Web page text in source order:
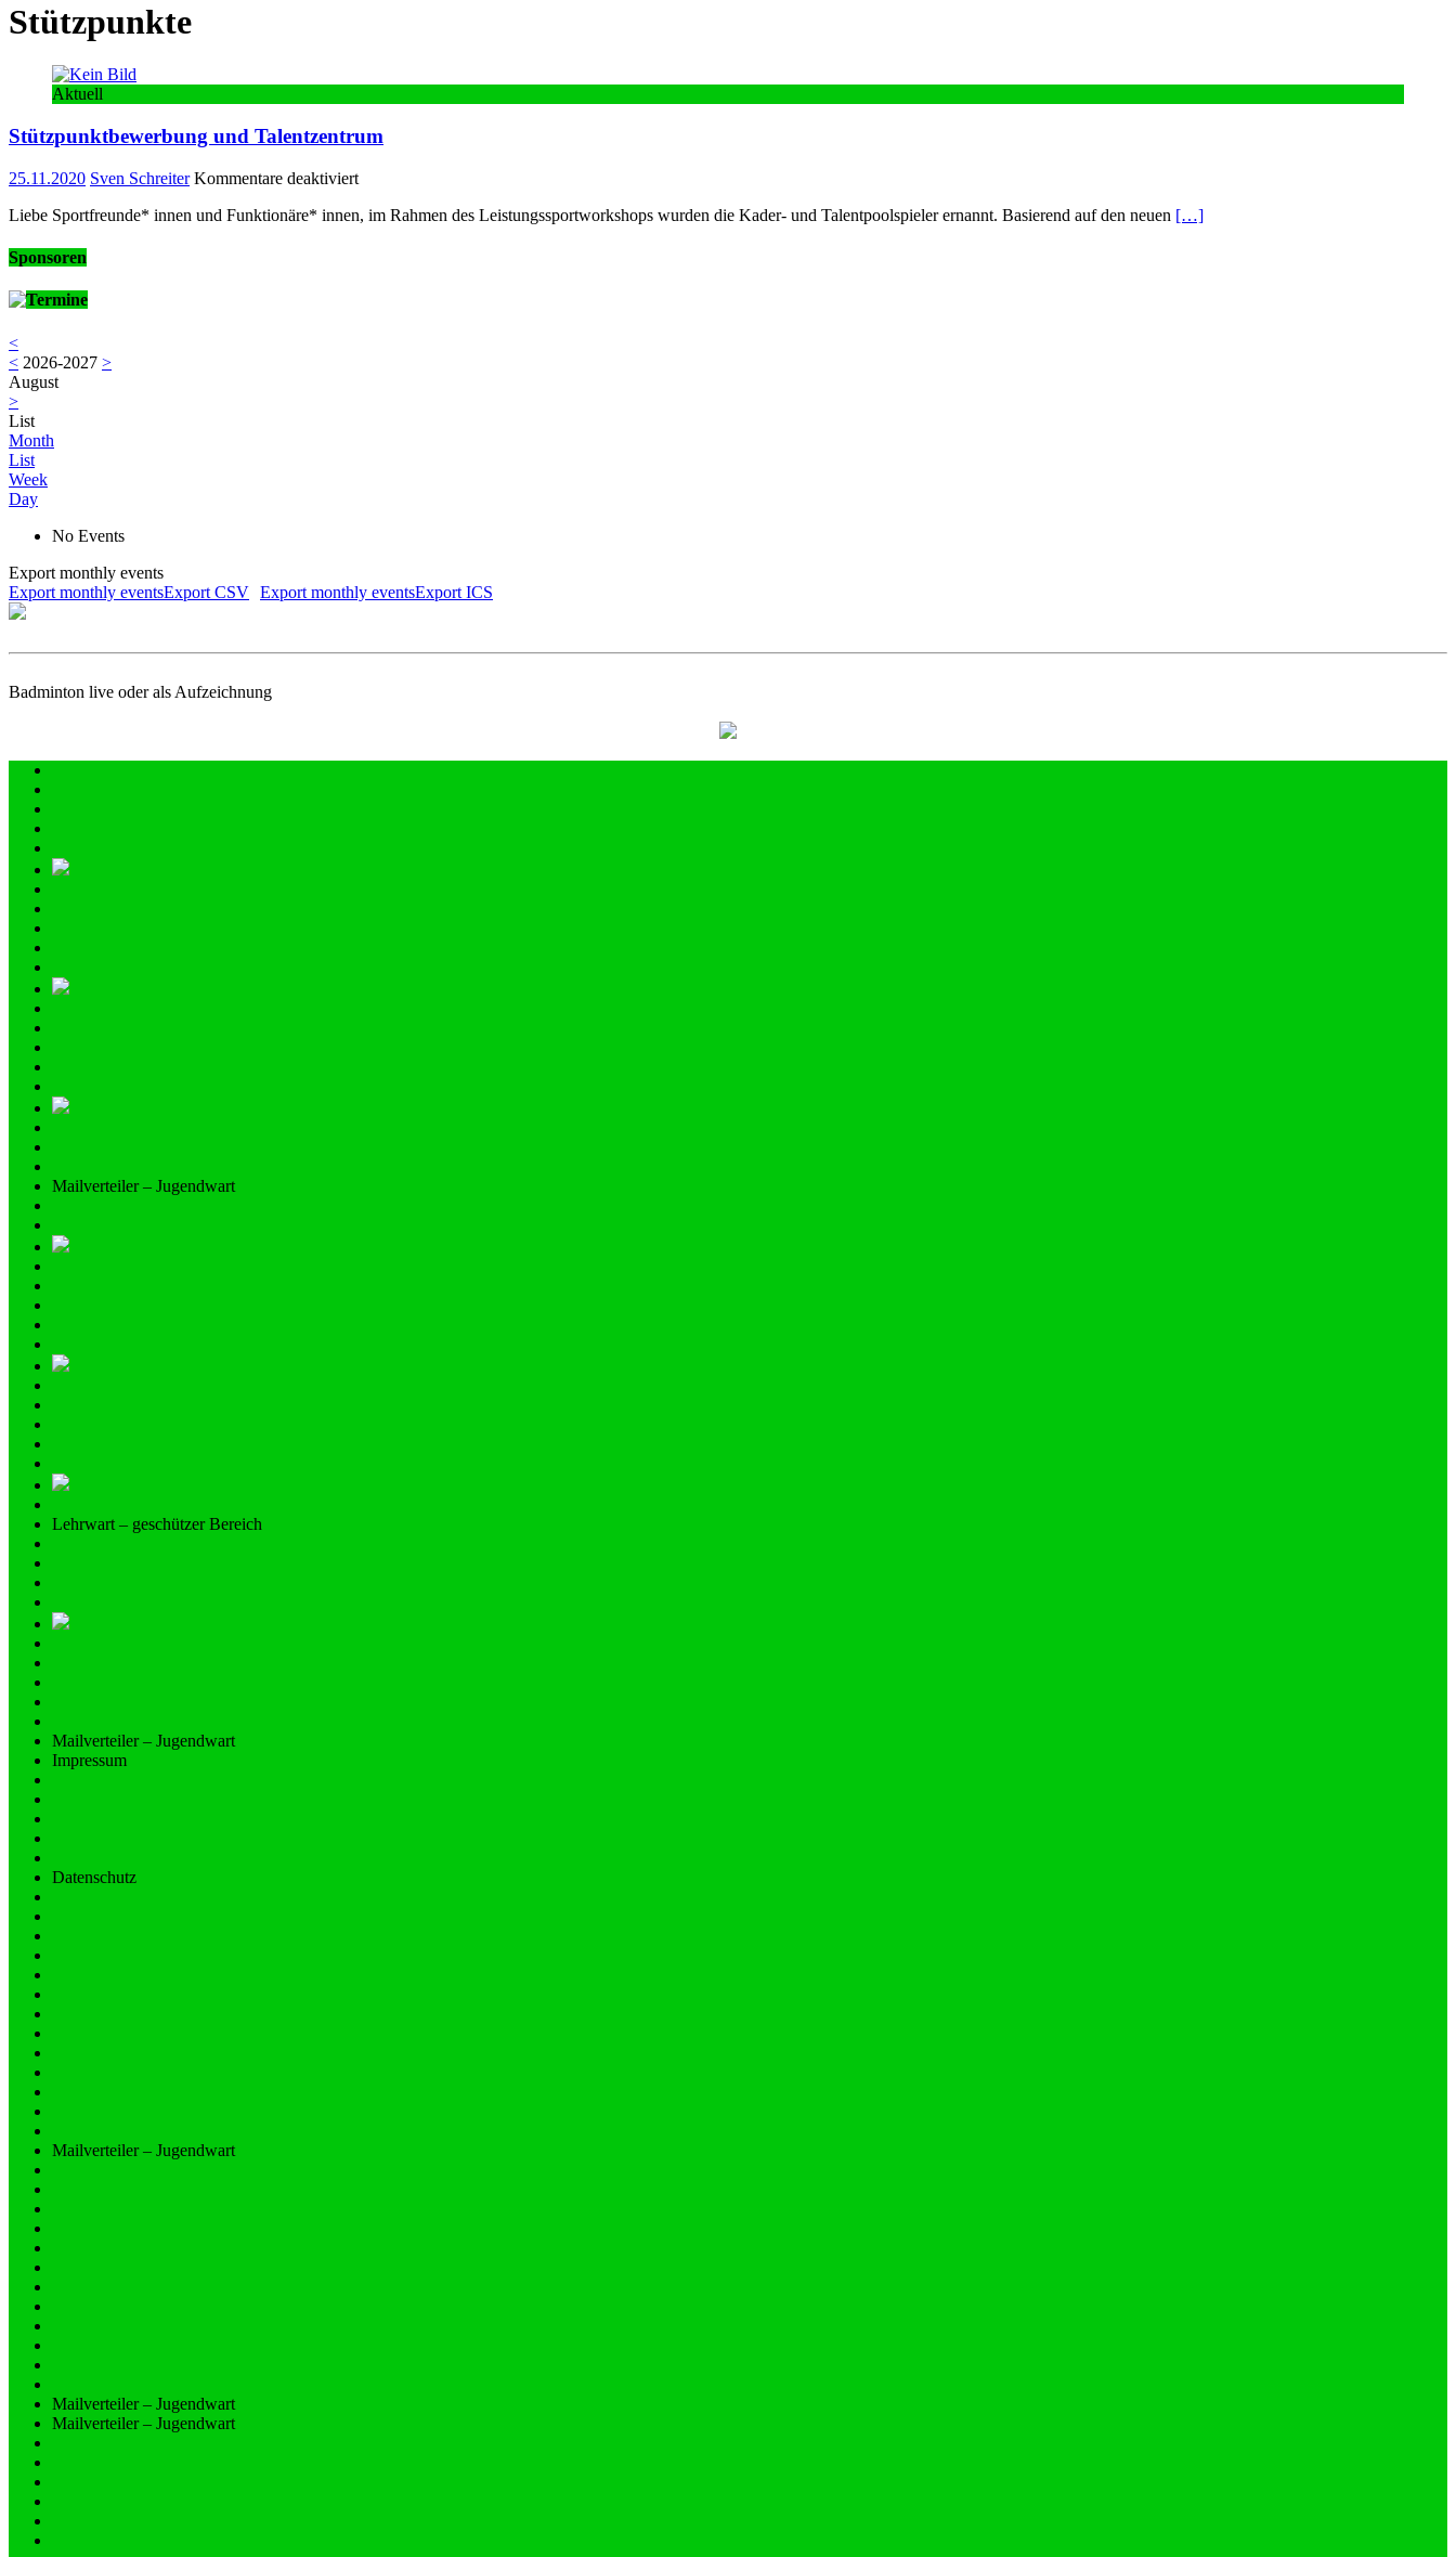
Stützpunkte
Aktuell
Stützpunktbewerbung und Talentzentrum
25.11.2020 Sven Schreiter Kommentare deaktiviertfür
und
Liebe Sportfreunde* innen und Funktionäre* innen, im Rahmen des Leistungssportworkshops wurden die Kader- und Talentpoolspieler ernannt. Basierend auf den neuen […]
Sponsoren
Termine
<
< 2026-2027 >
August
>
List
Month
List
Week
Day
No Events
Export monthly events
Export monthly eventsExport CSV Export monthly eventsExport ICS
Badminton live oder als Aufzeichnung
Mailverteiler – Jugendwart
Lehrwart – geschützer Bereich
Mailverteiler – Jugendwart
Impressum
Datenschutz
Mailverteiler – Jugendwart
Mailverteiler – Jugendwart
Mailverteiler – Jugendwart